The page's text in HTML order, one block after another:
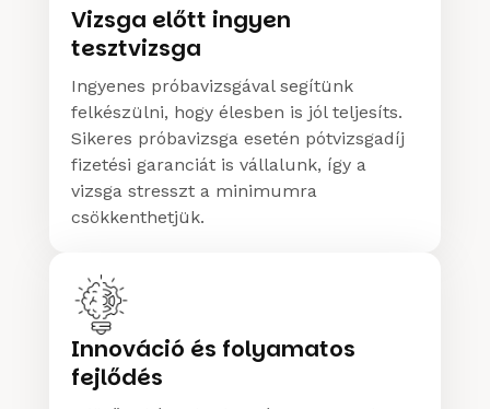
Vizsga előtt ingyen
tesztvizsga
Ingyenes próbavizsgával segítünk
felkészülni, hogy élesben is jól teljesíts.
Sikeres próbavizsga esetén pótvizsgadíj
fizetési garanciát is vállalunk, így a
vizsga stresszt a minimumra
csökkenthetjük.
Innováció és folyamatos
fejlődés